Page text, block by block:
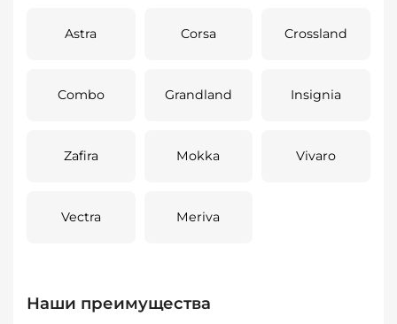
Astra Corsa Crossland
Combo Grandland Insignia
Zafira Mokka Vivaro
Vectra Meriva
Наши преимущества